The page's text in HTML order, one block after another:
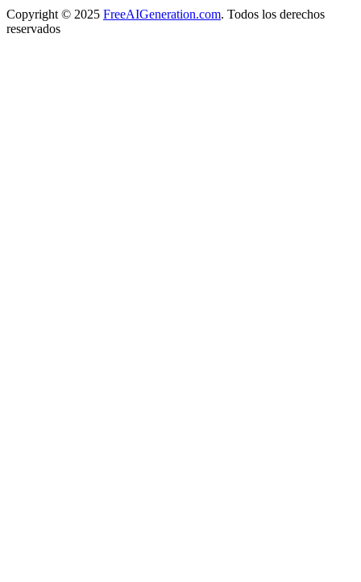
Copyright © 2025 FreeAIGeneration.com. Todos los derechos
reservados